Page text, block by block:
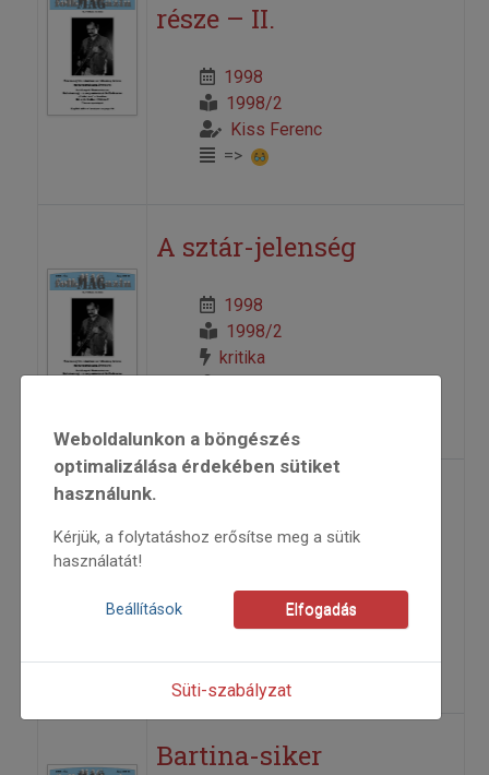
része – II.
1998
1998/2
Kiss Ferenc
=>
A sztár-jelenség
1998
1998/2
kritika
A szüzeké – Téka
1998/2
CD-ajánló
=>
Bartina-siker
Weboldalunkon a böngészés
optimalizálása érdekében sütiket
használunk.
Kérjük, a folytatáshoz erősítse meg a sütik
használatát!
Beállítások Elfogadás
Süti-szabályzat